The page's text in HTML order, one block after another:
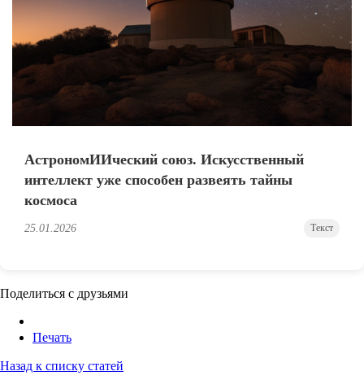
АстрономИИческий союз. Искусственный
интеллект уже способен развеять тайны
космоса
25.01.2026 Текст
Поделиться с друзьями
Печать
Назад к списку статей